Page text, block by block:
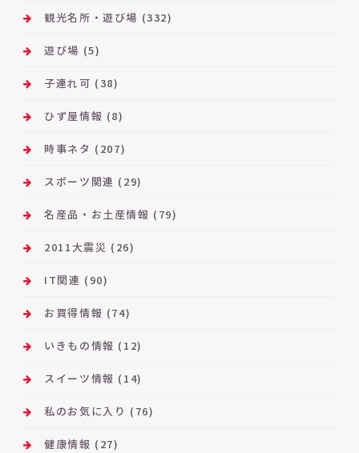
観光名所・遊び場 (332)
遊び場 (5)
子連れ可 (38)
ひず屋情報 (8)
時事ネタ (207)
スポーツ関連 (29)
名産品・お土産情報 (79)
2011大震災 (26)
IT関連 (90)
お買得情報 (74)
いきもの情報 (12)
スイーツ情報 (14)
私のお気に入り (76)
健康情報 (27)